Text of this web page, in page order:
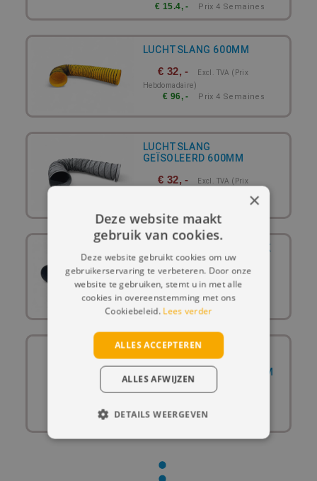
€ 15.4, - Prix 4 Semaines
LUCHTSLANG 600MM
€ 32, -
Excl. TVA (prix
Hebdomadaire)
€ 96, - Prix 4 Semaines
LUCHTSLANG
GEÏSOLEERD 600MM
€ 32, -
Excl. TVA (prix
Prix 4 Semaines
LUCHTSLANG HOGE DRUK
600MM
€ 80, -
Excl. TVA (prix
Hebdomadaire)
€ 320, - Prix 4 Semaines
COLLIER DE SERRAGE
POUR TUYAU DE
TRANSPORT D'AIR 600MM
3,85 €, -
Hors TVA (prix
€ 15.4, - Prix 4 Semaines
×
Deze website maakt
gebruik van cookies.
Deze website gebruikt cookies om uw
gebruikerservaring te verbeteren. Door onze
website te gebruiken, stemt u in met alle
cookies in overeenstemming met ons
Cookiebeleid. Lees verder
ALLES ACCEPTEREN
ALLES AFWIJZEN
DETAILS WEERGEVEN
STRIKT NOODZAKELIJK